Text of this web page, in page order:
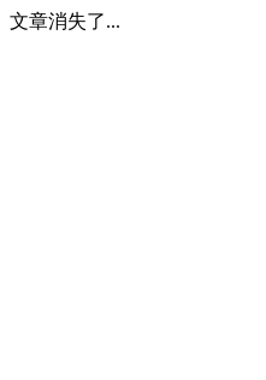
文章消失了...